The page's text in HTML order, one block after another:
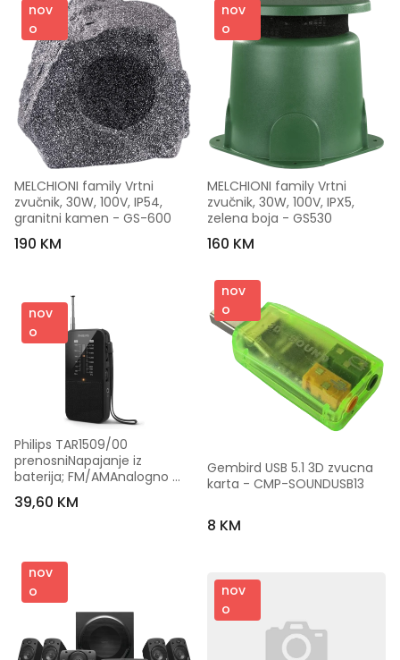
nov
o
MELCHIONI family Vrtni
zvučnik, 30W, 100V, IP54,
granitni kamen - GS-600
190 KM
nov
o
MELCHIONI family Vrtni
zvučnik, 30W, 100V, IPX5,
zelena boja - GS530
160 KM
nov
o
Philips TAR1509/00
prenosniNapajanje iz
baterija; FM/AMAnalogno
podešavanje
39,60 KM
nov
o
Gembird USB 5.1 3D zvucna
karta - CMP-SOUNDUSB13
8 KM
nov
o
nov
o